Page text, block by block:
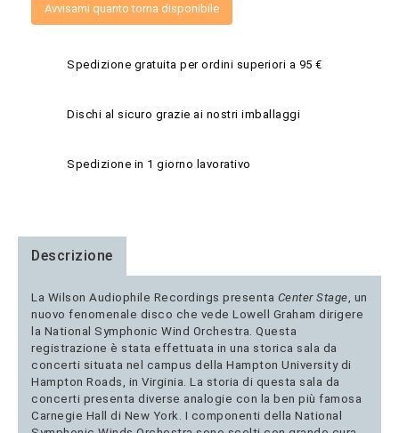
Avvisami quanto torna disponibile
Spedizione gratuita per ordini superiori a 95 €
Dischi al sicuro grazie ai nostri imballaggi
Spedizione in 1 giorno lavorativo
Descrizione
La Wilson Audiophile Recordings presenta Center Stage , un
nuovo fenomenale disco che vede Lowell Graham dirigere
la National Symphonic Wind Orchestra. Questa
registrazione è stata effettuata in una storica sala da
concerti situata nel campus della Hampton University di
Hampton Roads, in Virginia. La storia di questa sala da
concerti presenta diverse analogie con la ben più famosa
Carnegie Hall di New York. I componenti della National